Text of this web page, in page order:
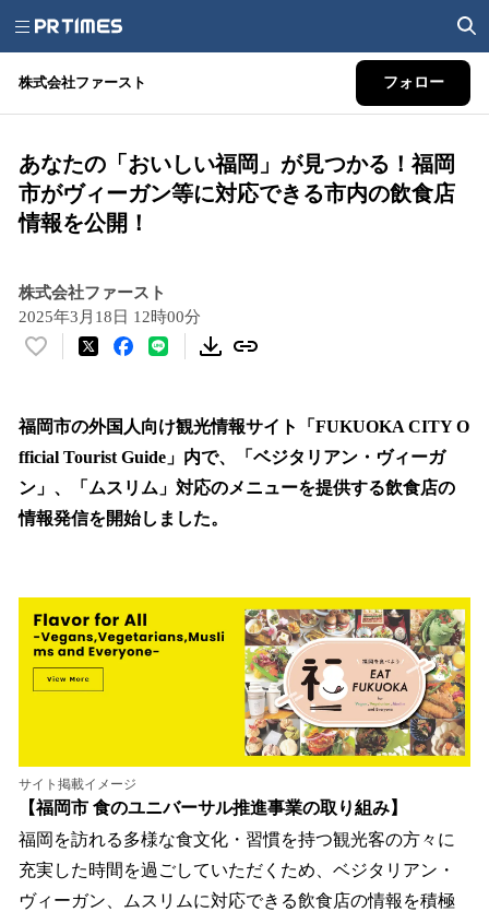
株式会社ファースト フォロー
あなたの「おいしい福岡」が見つかる！福岡
市がヴィーガン等に対応できる市内の飲食店
情報を公開！
株式会社ファースト
2025年3月18日 12時00分
い
！
数
読
み
で
す
福岡市の外国人向け観光情報サイト「FUKUOKA CITY O
fficial Tourist Guide」内で、「ベジタリアン・ヴィーガ
ン」、「ムスリム」対応のメニューを提供する飲食店の
情報発信を開始しました。
サイト掲載イメージ
【福岡市 食のユニバーサル推進事業の取り組み】
福岡を訪れる多様な食文化・習慣を持つ観光客の方々に
充実した時間を過ごしていただくため、ベジタリアン・
ヴィーガン、ムスリムに対応できる飲食店の情報を積極